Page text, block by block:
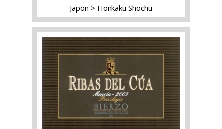
Japon Honkaku Shochu